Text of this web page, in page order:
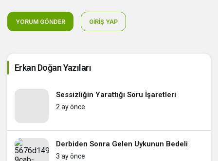
YORUM GÖNDER GIRIŞ YAP
Erkan Doğan Yazıları
Sessizliğin Yarattığı Soru İşaretleri
2 ay önce
Derbiden Sonra Gelen Uykunun Bedeli
3 ay önce